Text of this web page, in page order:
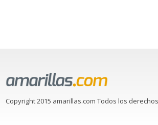
Copyright 2015 amarillas.com Todos los